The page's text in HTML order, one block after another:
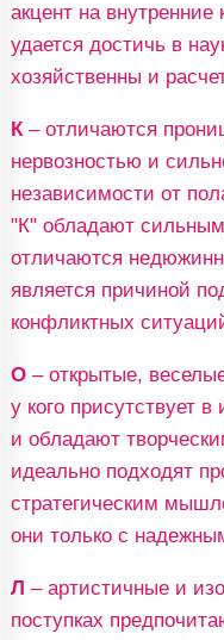
акцент на
удается достичь в
хозяйственны и
К– отличаются
нервозностью и
независимости от
"К" обладают
отличаются
является причиной
конфликтных
О– открытые,
у кого присутствует
и обладают
идеально подходят
стратегическим
они только с
Л – артистичные и
поступках